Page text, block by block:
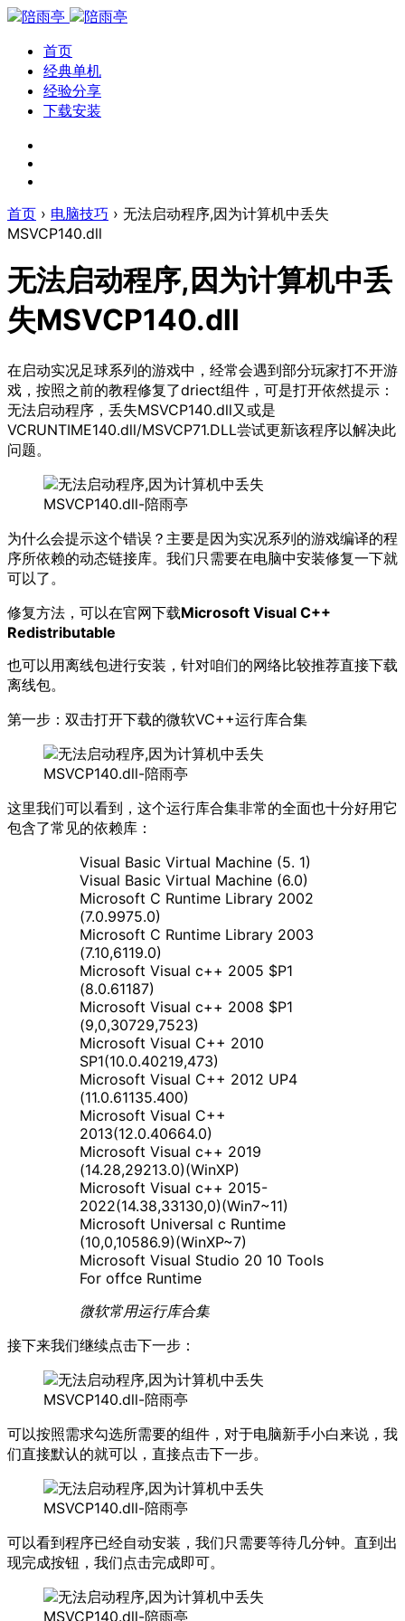
首页
经典单机
经验分享
下载安装
首页 › 电脑技巧 › 无法启动程序,因为计算机中丢失
MSVCP140.dll
无法启动程序,因为计算机中丢
失MSVCP140.dll
在启动实况足球系列的游戏中，经常会遇到部分玩家打不开游
戏，按照之前的教程修复了driect组件，可是打开依然提示：
无法启动程序，丢失MSVCP140.dll又或是
VCRUNTIME140.dll/MSVCP71.DLL尝试更新该程序以解决此
问题。
为什么会提示这个错误？主要是因为实况系列的游戏编译的程
序所依赖的动态链接库。我们只需要在电脑中安装修复一下就
可以了。
修复方法，可以在官网下载Microsoft Visual C++
Redistributable
也可以用离线包进行安装，针对咱们的网络比较推荐直接下载
离线包。
第一步：双击打开下载的微软VC++运行库合集
这里我们可以看到，这个运行库合集非常的全面也十分好用它
包含了常见的依赖库：
Visual Basic Virtual Machine (5. 1)
Visual Basic Virtual Machine (6.0)
Microsoft C Runtime Library 2002
(7.0.9975.0)
Microsoft C Runtime Library 2003
(7.10,6119.0)
Microsoft Visual c++ 2005 $P1
(8.0.61187)
Microsoft Visual c++ 2008 $P1
(9,0,30729,7523)
Microsoft Visual C++ 2010
SP1(10.0.40219,473)
Microsoft Visual C++ 2012 UP4
(11.0.61135.400)
Microsoft Visual C++
2013(12.0.40664.0)
Microsoft Visual c++ 2019
(14.28,29213.0)(WinXP)
Microsoft Visual c++ 2015-
2022(14.38,33130,0)(Win7~11)
Microsoft Universal c Runtime
(10,0,10586.9)(WinXP~7)
Microsoft Visual Studio 20 10 Tools
For offce Runtime
微软常用运行库合集
接下来我们继续点击下一步：
可以按照需求勾选所需要的组件，对于电脑新手小白来说，我
们直接默认的就可以，直接点击下一步。
可以看到程序已经自动安装，我们只需要等待几分钟。直到出
现完成按钮，我们点击完成即可。